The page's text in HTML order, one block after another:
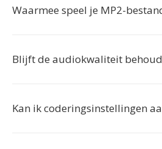
Waarmee speel je MP2-
Blijft de audiokwaliteit
Kan ik coderingsinstellingen